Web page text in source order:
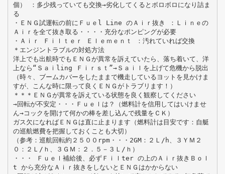
個） ：多少残っていても交換→劣化してくるとボロボロになり詰ま
る
・ＥＮＧ試運転の前にＦｕｅl Line のＡｉｒ抜き ：Ｌｉｎｅの
Ａｉｒを全て抜き取る・・・・充分なポンピングが必要
・Ａｉｒ Ｆｉｌｔｅｒ Ｅｌｅｍｅｎｔ ：汚れていれば交換
＊エンジントラブルの対処方法
洋上でも出航時でもＥＮＧが異常を訴えていたら、落ち着いて、洋
上なら“Ｓａｉling Ｆｉｒｓｔ”→Ｓａｉｌを上げて危機から脱出
（時々、ブームカバーをしたままで機走しているヨットを見かけま
すが、こんな時に限って良くＥＮＧがトラブリます！）
＊＊＊ＥＮＧが異常を訴えている状態を良く観察してください
→回転が不安定・・・Ｆｕｅｌは？（燃料計を信用してはいけませ
ん→コックを開けて何かの棒を差し込んで残量をＣＫ）
ガス欠になればＥＮＧは直に止まります（燃料計は目安です：自艇
の巡航燃費を把握しておくことも大切）
（参考：巡航回転約２５００rpm・・・2GM：２Ｌ/h、３ＹＭ２
０：２Ｌ/ｈ、３ＧＭ：２．５－３Ｌ/ｈ）
・・・ Ｆｕｅｌ補給後、必ずＦｉｌter の上のＡｉｒ抜きＢｏｌ
t から充分なＡｉｒ抜きをしないとＥＮＧはかからない